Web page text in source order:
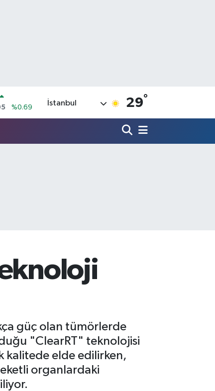
%0.06
İstanbul 29°
güç olan tümörlerde
"ClearRT" teknolojisi
kalitede elde edilirken,
organlardaki